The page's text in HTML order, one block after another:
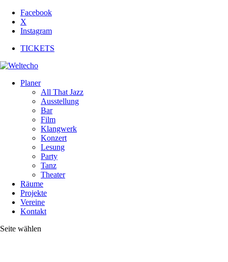
Facebook
X
Instagram
TICKETS
Planer
All That Jazz
Ausstellung
Bar
Film
Klangwerk
Konzert
Lesung
Party
Tanz
Theater
Räume
Projekte
Vereine
Kontakt
Seite wählen